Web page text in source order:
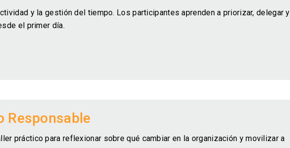
y la gestión del tiempo. Los participantes aprenden a priorizar, delegar y
el primer día.
Responsable
práctico para reflexionar sobre qué cambiar en la organización y movilizar a